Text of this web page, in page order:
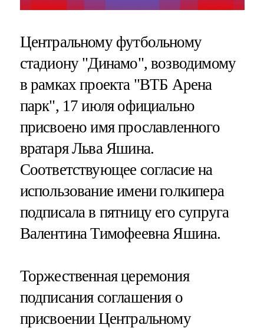
Центральному футбольному
стадиону "Динамо", возводимому
в рамках проекта "ВТБ Арена
парк", 17 июля официально
присвоено имя прославленного
вратаря Льва Яшина.
Соответствующее согласие на
использование имени голкипера
подписала в пятницу его супруга
Валентина Тимофеевна Яшина.
Торжественная церемония
подписания соглашения о
присвоении Центральному